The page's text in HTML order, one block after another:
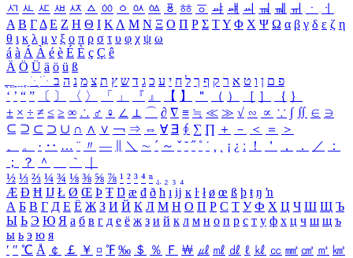
ㅺ ㅻ ㅼ ㅽ ㅾ ㅿ ㆀ ㆁ ㆂ ㆃ ㆄ ㆅ ㆆ ㆇ ㆈ ㆉ ㆊ ㆋ ㆌ ㆍ
ㆎ
Α Β ΓΔ Ε Ζ Η Θ Ι ΚΛ Μ Ν Ξ Ο Π Ρ Σ ΤΥ Φ Χ Ψ Ω α β γ δ ε ζ η
θ ι κ λ μ ν ξ ο π ρ σ τ υ φ χ ψ ω
á à Á À é è É È ç Ç ê
Ä Ö Ü ä ö ü ß
ִֶֹ ֻּ ׁׂ פ ם ן ו ט א ר ק ף ך ל ח י ע כ ג ד ש ץ ת צ מ נ ה ב
‘ ’ “ ” 〔 〕 〈 〉 「 」 『 』 【 】 ＂ （ ） ［ ］ ｛ ｝
± × ÷ ≠ ≤ ≥ ∞ ∴ ♂ ♀ ∠ ⊥ ⌒ ∂ ∇ ≡ ≒ ≪ ≫ √ ∽ ∝ ∵ ∫ ∬ ∈ ∋
⊆ ⊇ ⊂ ⊃ ∪ ∩ ∧ ∨ ￢ ⇒ ⇔ ∀ ∃ ∮ ∑ ∏ ＋ － ＜ ＝
＞
、
。 · ‥ … ¨ 〃 ― ＼ ∼ ´ ～ ˇ ˘ ˝ ˚ ˙ ¸ ¡ ¿ ː ！ ＇ ， ． ／
：
；
？ ＾ ｀
½ ⅓ ⅔ ¼ ¾ ⅛ ⅜ ⅝ ⅞ ¹ ² ³ ⁴ ⁿ ₁ ₂ ₃ ₄
Æ Ð Ħ Ĳ Ł Ø Œ Þ Ŧ Ŋ æ đ ð ħ ı ĳ ĸ ŀ ł ø œ ß þ ŧ ŋ ŉ
А Б В Г Д Е Ё Ж З И Й К Л М Н О П Р С Т У Ф Х Ц Ч Ш Щ Ъ
Ы Ь Э Ю Я а б в г д е ё ж з и й к л м н о п р с т у ф х ц ч ш щ ъ
ы ь э ю я
′ ″ ℃ Å ￠ ￡ ￥ ¤ ℉ ‰ ＄ ％ Ｆ ￦ ㎕ ㎖ ㎗ ℓ ㎘ ㏄ ㎣ ㎤ ㎥ ㎦